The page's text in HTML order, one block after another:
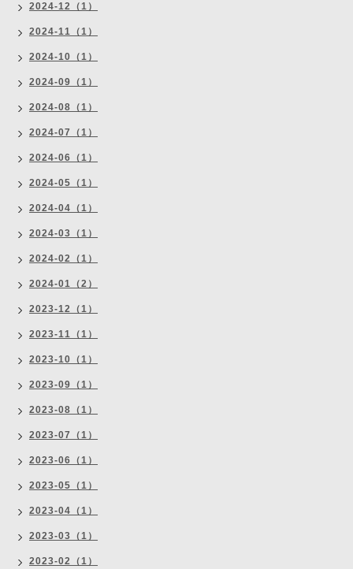
2024-12（1）
2024-11（1）
2024-10（1）
2024-09（1）
2024-08（1）
2024-07（1）
2024-06（1）
2024-05（1）
2024-04（1）
2024-03（1）
2024-02（1）
2024-01（2）
2023-12（1）
2023-11（1）
2023-10（1）
2023-09（1）
2023-08（1）
2023-07（1）
2023-06（1）
2023-05（1）
2023-04（1）
2023-03（1）
2023-02（1）